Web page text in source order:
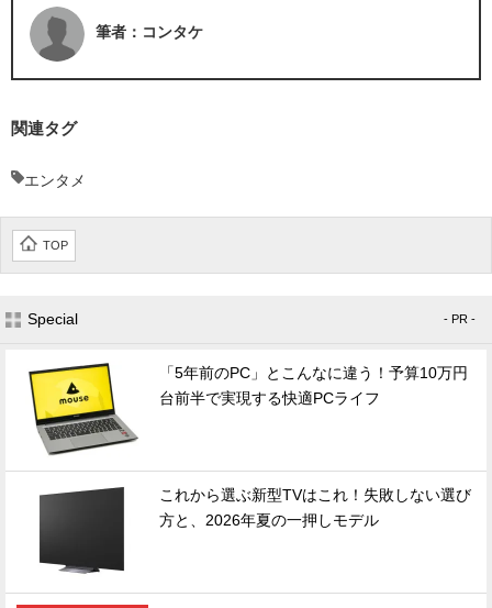
筆者：コンタケ
関連タグ
エンタメ
TOP
Special - PR -
「5年前のPC」とこんなに違う！予算10万円
台前半で実現する快適PCライフ
これから選ぶ新型TVはこれ！失敗しない選び
方と、2026年夏の一押しモデル